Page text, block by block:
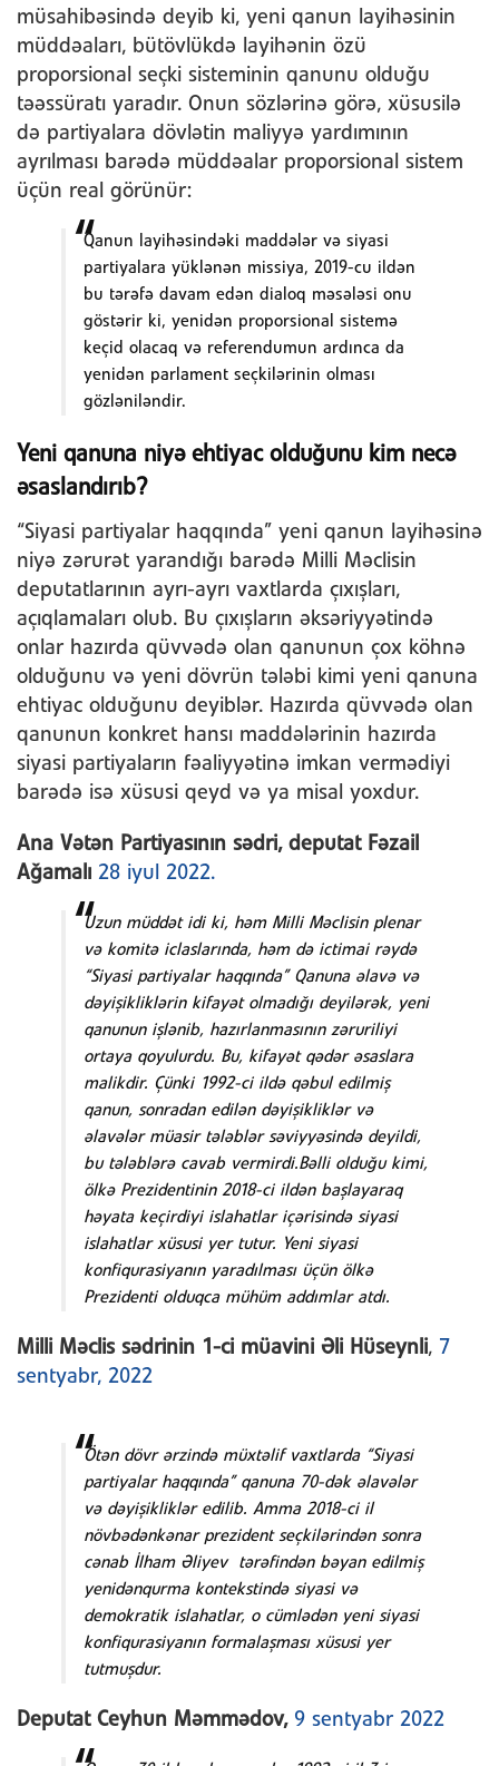
müsahibəsində deyib ki, yeni qanun layihəsinin
müddəaları, bütövlükdə layihənin özü
proporsional seçki sisteminin qanunu olduğu
təəssüratı yaradır. Onun sözlərinə görə, xüsusilə
də partiyalara dövlətin maliyyə yardımının
ayrılması barədə müddəalar proporsional sistem
üçün real görünür:
Qanun layihəsindəki maddələr və siyasi
partiyalara yüklənən missiya, 2019-cu ildən
bu tərəfə davam edən dialoq məsələsi onu
göstərir ki, yenidən proporsional sistemə
keçid olacaq və referendumun ardınca da
yenidən parlament seçkilərinin olması
gözləniləndir.
Yeni qanuna niyə ehtiyac olduğunu kim necə
əsaslandırıb?
“Siyasi partiyalar haqqında” yeni qanun layihəsinə
niyə zərurət yarandığı barədə Milli Məclisin
deputatlarının ayrı-ayrı vaxtlarda çıxışları,
açıqlamaları olub. Bu çıxışların əksəriyyətində
onlar hazırda qüvvədə olan qanunun çox köhnə
olduğunu və yeni dövrün tələbi kimi yeni qanuna
ehtiyac olduğunu deyiblər. Hazırda qüvvədə olan
qanunun konkret hansı maddələrinin hazırda
siyasi partiyaların fəaliyyətinə imkan vermədiyi
barədə isə xüsusi qeyd və ya misal yoxdur.
Ana Vətən Partiyasının sədri, deputat Fəzail
Ağamalı 28 iyul 2022.
Uzun müddət idi ki, həm Milli Məclisin plenar
və komitə iclaslarında, həm də ictimai rəydə
“Siyasi partiyalar haqqında” Qanuna əlavə və
dəyişikliklərin kifayət olmadığı deyilərək, yeni
qanunun işlənib, hazırlanmasının zəruriliyi
ortaya qoyulurdu. Bu, kifayət qədər əsaslara
malikdir. Çünki 1992-ci ildə qəbul edilmiş
qanun, sonradan edilən dəyişikliklər və
əlavələr müasir tələblər səviyyəsində deyildi,
bu tələblərə cavab vermirdi.Bəlli olduğu kimi,
ölkə Prezidentinin 2018-ci ildən başlayaraq
həyata keçirdiyi islahatlar içərisində siyasi
islahatlar xüsusi yer tutur. Yeni siyasi
konfiqurasiyanın yaradılması üçün ölkə
Prezidenti olduqca mühüm addımlar atdı.
Milli Məclis sədrinin 1-ci müavini Əli Hüseynli, 7
sentyabr, 2022
Ötən dövr ərzində müxtəlif vaxtlarda “Siyasi
partiyalar haqqında” qanuna 70-dək əlavələr
və dəyişikliklər edilib. Amma 2018-ci il
növbədənkənar prezident seçkilərindən sonra
cənab İlham Əliyev tərəfindən bəyan edilmiş
yenidənqurma kontekstində siyasi və
demokratik islahatlar, o cümlədən yeni siyasi
konfiqurasiyanın formalaşması xüsusi yer
tutmuşdur.
Deputat Ceyhun Məmmədov, 9 sentyabr 2022